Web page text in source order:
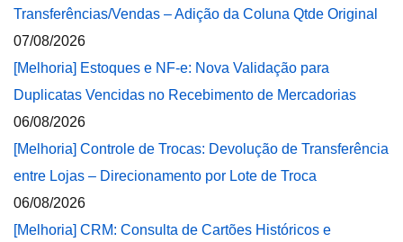
Transferências/Vendas – Adição da Coluna Qtde Original
07/08/2026
[Melhoria] Estoques e NF-e: Nova Validação para
Duplicatas Vencidas no Recebimento de Mercadorias
06/08/2026
[Melhoria] Controle de Trocas: Devolução de Transferência
entre Lojas – Direcionamento por Lote de Troca
06/08/2026
[Melhoria] CRM: Consulta de Cartões Históricos e